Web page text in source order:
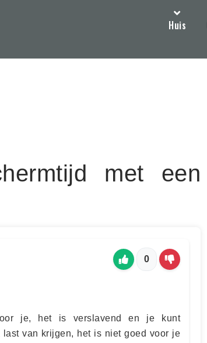
Huis
met een
0
je, het is verslavend en je kunt
van krijgen, het is niet goed voor je